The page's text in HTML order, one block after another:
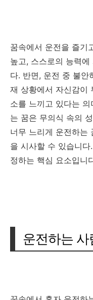
꿈속에서 운전을 즐기
높고, 스스로의 능력
다. 반면, 운전 중 불안
재 상황에서 자신감이
소를 느끼고 있다는
는 꿈은 무의식 속의
너무 느리게 운전하는
을 시사할 수 있습니
정하는 핵심 요소입니
운전하는